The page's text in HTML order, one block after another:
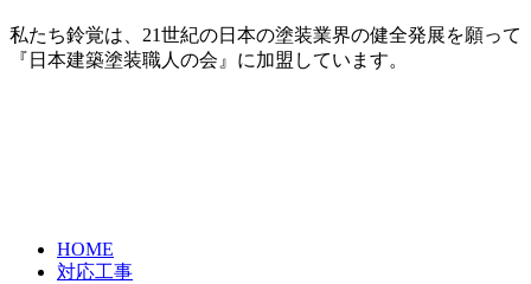
私たち鈴覚は、21世紀の日本の塗装業界の健全発展を願って
『日本建築塗装職人の会』に加盟しています。
HOME
対応工事